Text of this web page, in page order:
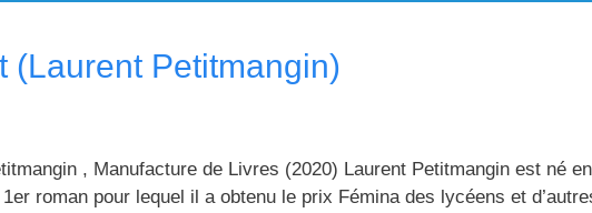
(Laurent Petitmangin)
, Manufacture de Livres (2020) Laurent Petitmangin est né en
roman pour lequel il a obtenu le prix Fémina des lycéens et